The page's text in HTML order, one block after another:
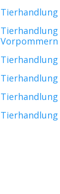
Vorpommern
Tierhandlung
Tierhandlung